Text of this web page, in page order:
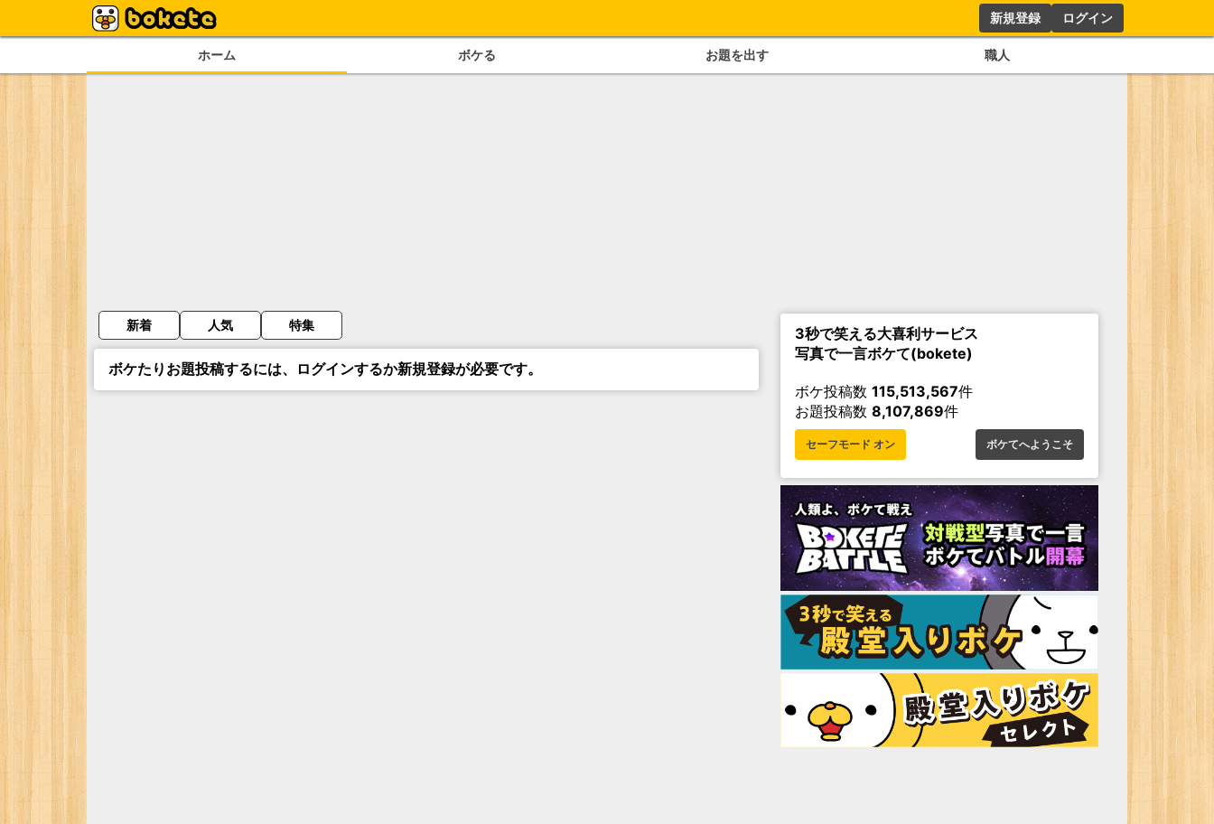
新規登録 ログイン
ホーム ボケる お題を出す 職人
新着 人気 特集
ボケたりお題投稿するには、ログインするか新規登録が必要です。
3秒で笑える大喜利サービス
写真で一言ボケて(bokete)
ボケ投稿数 115,513,567件
お題投稿数 8,107,869件
セーフモード オン ボケてへようこそ